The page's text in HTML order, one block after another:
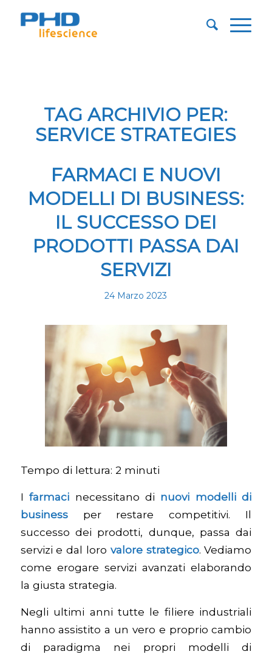
TAG ARCHIVIO PER:
SERVICE STRATEGIES
FARMACI E NUOVI
MODELLI DI BUSINESS:
IL SUCCESSO DEI
PRODOTTI PASSA DAI
SERVIZI
24 Marzo 2023
Tempo di lettura: 2 minuti
Ifarmaci necessitano di nuovi modelli di
businessper restare competitivi. Il
successo dei prodotti, dunque, passa dai
servizi e dal loro valore strategico. Vediamo
come erogare servizi avanzati elaborando
la giusta strategia.
Negli ultimi anni tutte le filiere industriali
hanno assistito a un vero e proprio cambio
di paradigma nei propri modelli di